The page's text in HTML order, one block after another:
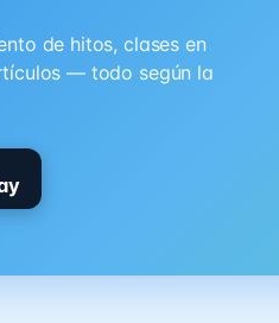
de hitos, clases en
— todo según la